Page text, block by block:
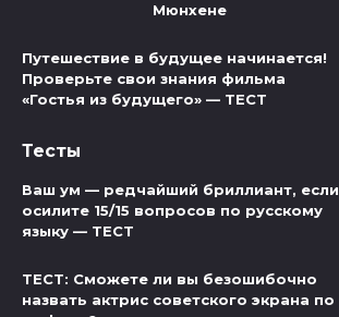
Мюнхене
Путешествие в будущее начинается!
Проверьте свои знания фильма
«Гостья из будущего» — ТЕСТ
Тесты
Ваш ум — редчайший бриллиант, если
осилите 15/15 вопросов по русскому
языку — ТЕСТ
ТЕСТ: Сможете ли вы безошибочно
назвать актрис советского экрана по